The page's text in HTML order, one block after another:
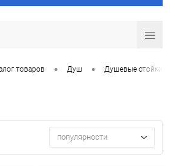
товаров • Душ • Душевые стойки
популярности